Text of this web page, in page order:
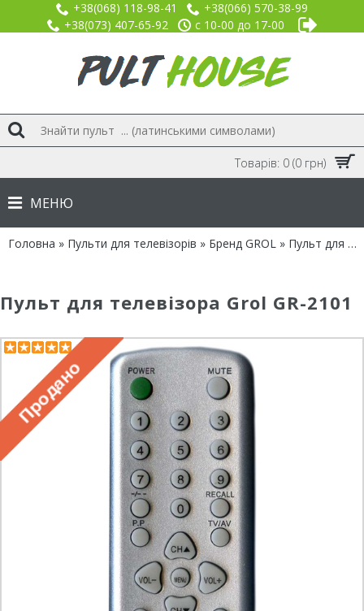
+38(068) 118-98-41
+38(066) 570-38-99
+38(073) 407-65-92
с 10-00 до 17-00
Товарів: 0 (0 грн)
МЕНЮ
Головна » Пульти для телевізорів » Бренд GROL » Пульт для Grol GR-2101
Пульт для телевізора Grol GR-2101